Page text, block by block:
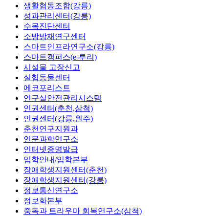
생활협동조합(강릉)
성과관리센터(강릉)
수목진단센터
소방방재연구센터
스마트인프라연구소(강릉)
스마트캠퍼스(e-루리)
시설물 고장신고
실험동물센터
에코포리스트
연구실안전관리시스템
인권센터(춘천,삼척)
인권센터(강릉,원주)
춘천연구지원과
인문과학연구소
인터넷증명발급
입학안내/입학본부
장애학생지원센터(춘천)
장애학생지원센터(강릉)
정보통신연구소
정보화본부
중독과 트라우마 회복연구소(삼척)